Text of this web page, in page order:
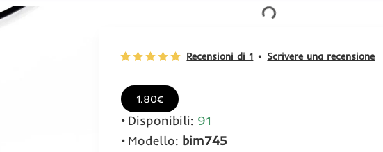
Recensioni di 1 • Scrivere una recensione
1.80€
Disponibili: 91
Modello: bim745